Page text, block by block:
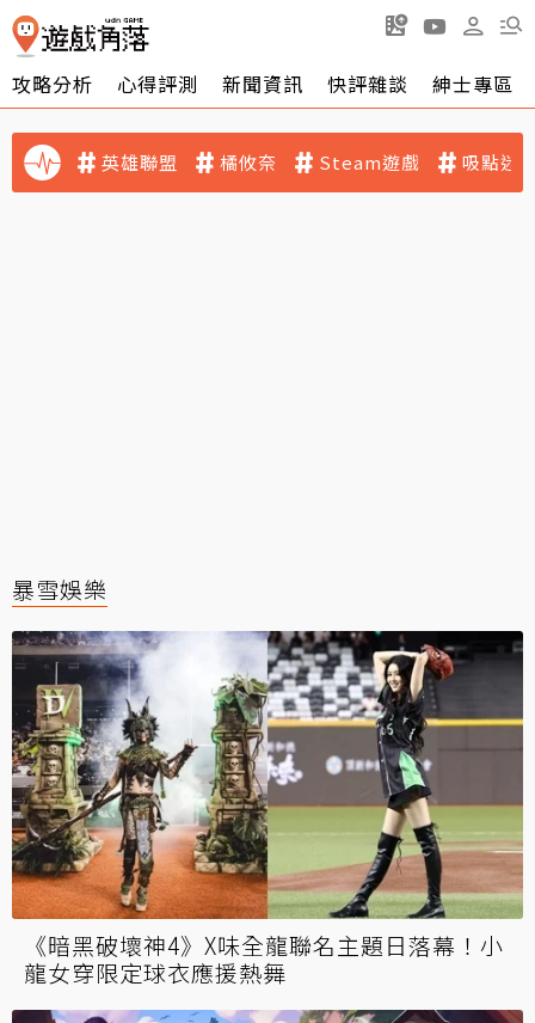
攻略分析 心得評測 新聞資訊 快評雜談 紳士專區
英雄聯盟 橘攸奈 Steam遊戲 吸點迷
暴雪娛樂
《暗黑破壞神4》X味全龍聯名主題日落幕！小
龍女穿限定球衣應援熱舞